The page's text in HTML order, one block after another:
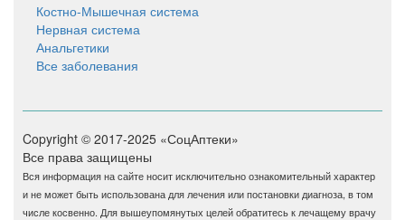
Костно-Мышечная система
Нервная система
Анальгетики
Все заболевания
Copyright © 2017-2025 «СоцАптеки»
Все права защищены
Вся информация на сайте носит исключительно ознакомительный характер
и не может быть использована для лечения или постановки диагноза, в том
числе косвенно. Для вышеупомянутых целей обратитесь к лечащему врачу